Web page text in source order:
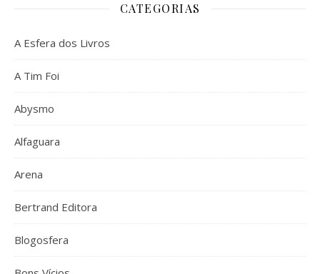
CATEGORIAS
A Esfera dos Livros
A Tim Foi
Abysmo
Alfaguara
Arena
Bertrand Editora
Blogosfera